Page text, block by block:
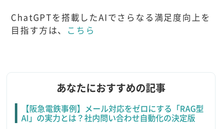
ChatGPTを搭載したAIでさらなる満足度向上を
目指す方は、
こちら
あなたにおすすめの記事
【阪急電鉄事例】メール対応をゼロにする「RAG型
AI」の実力とは？社内問い合わせ自動化の決定版